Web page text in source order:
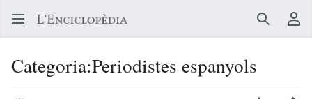
Buscar
Categoria:Periodistes espanyols